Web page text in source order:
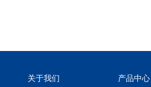
关于我们 产品中心